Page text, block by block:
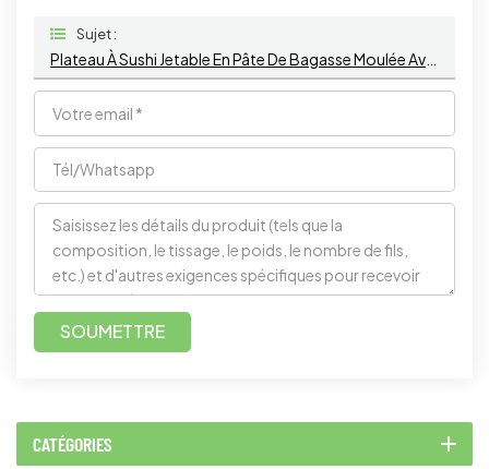
Sujet :
SOUMETTRE
CATÉGORIES